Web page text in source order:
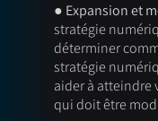
● Expansion et
stratégie
déterminer
stratégie
aider à atteindre
qui doit être